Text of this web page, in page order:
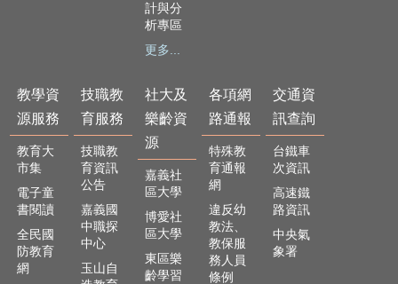
源
各
項
網
路
通
報
交
計與分
析專區
更多...
教學資
源服務
教育大
市集
電子童
書閱讀
全民國
防教育
網
技職教
育服務
技職教
育資訊
公告
嘉義國
中職探
中心
玉山自
社大及
樂齡資
源
嘉義社
區大學
博愛社
區大學
東區樂
齡學習
各項網
路通報
特殊教
育通報
網
違反幼
教法、
教保服
務人員
條例
交通資
訊查詢
台鐵車
次資訊
高速鐵
路資訊
中央氣
象署